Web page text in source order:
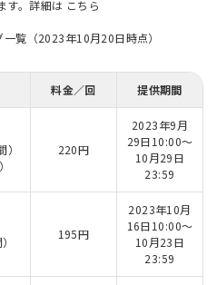
す。詳細は こちら
覧（2023年10月20日時点）
料金／回 提供期間
220円
2023年9月
29日10:00～
10月29日
23:59
195円
2023年10月
16日10:00～
10月23日
23:59